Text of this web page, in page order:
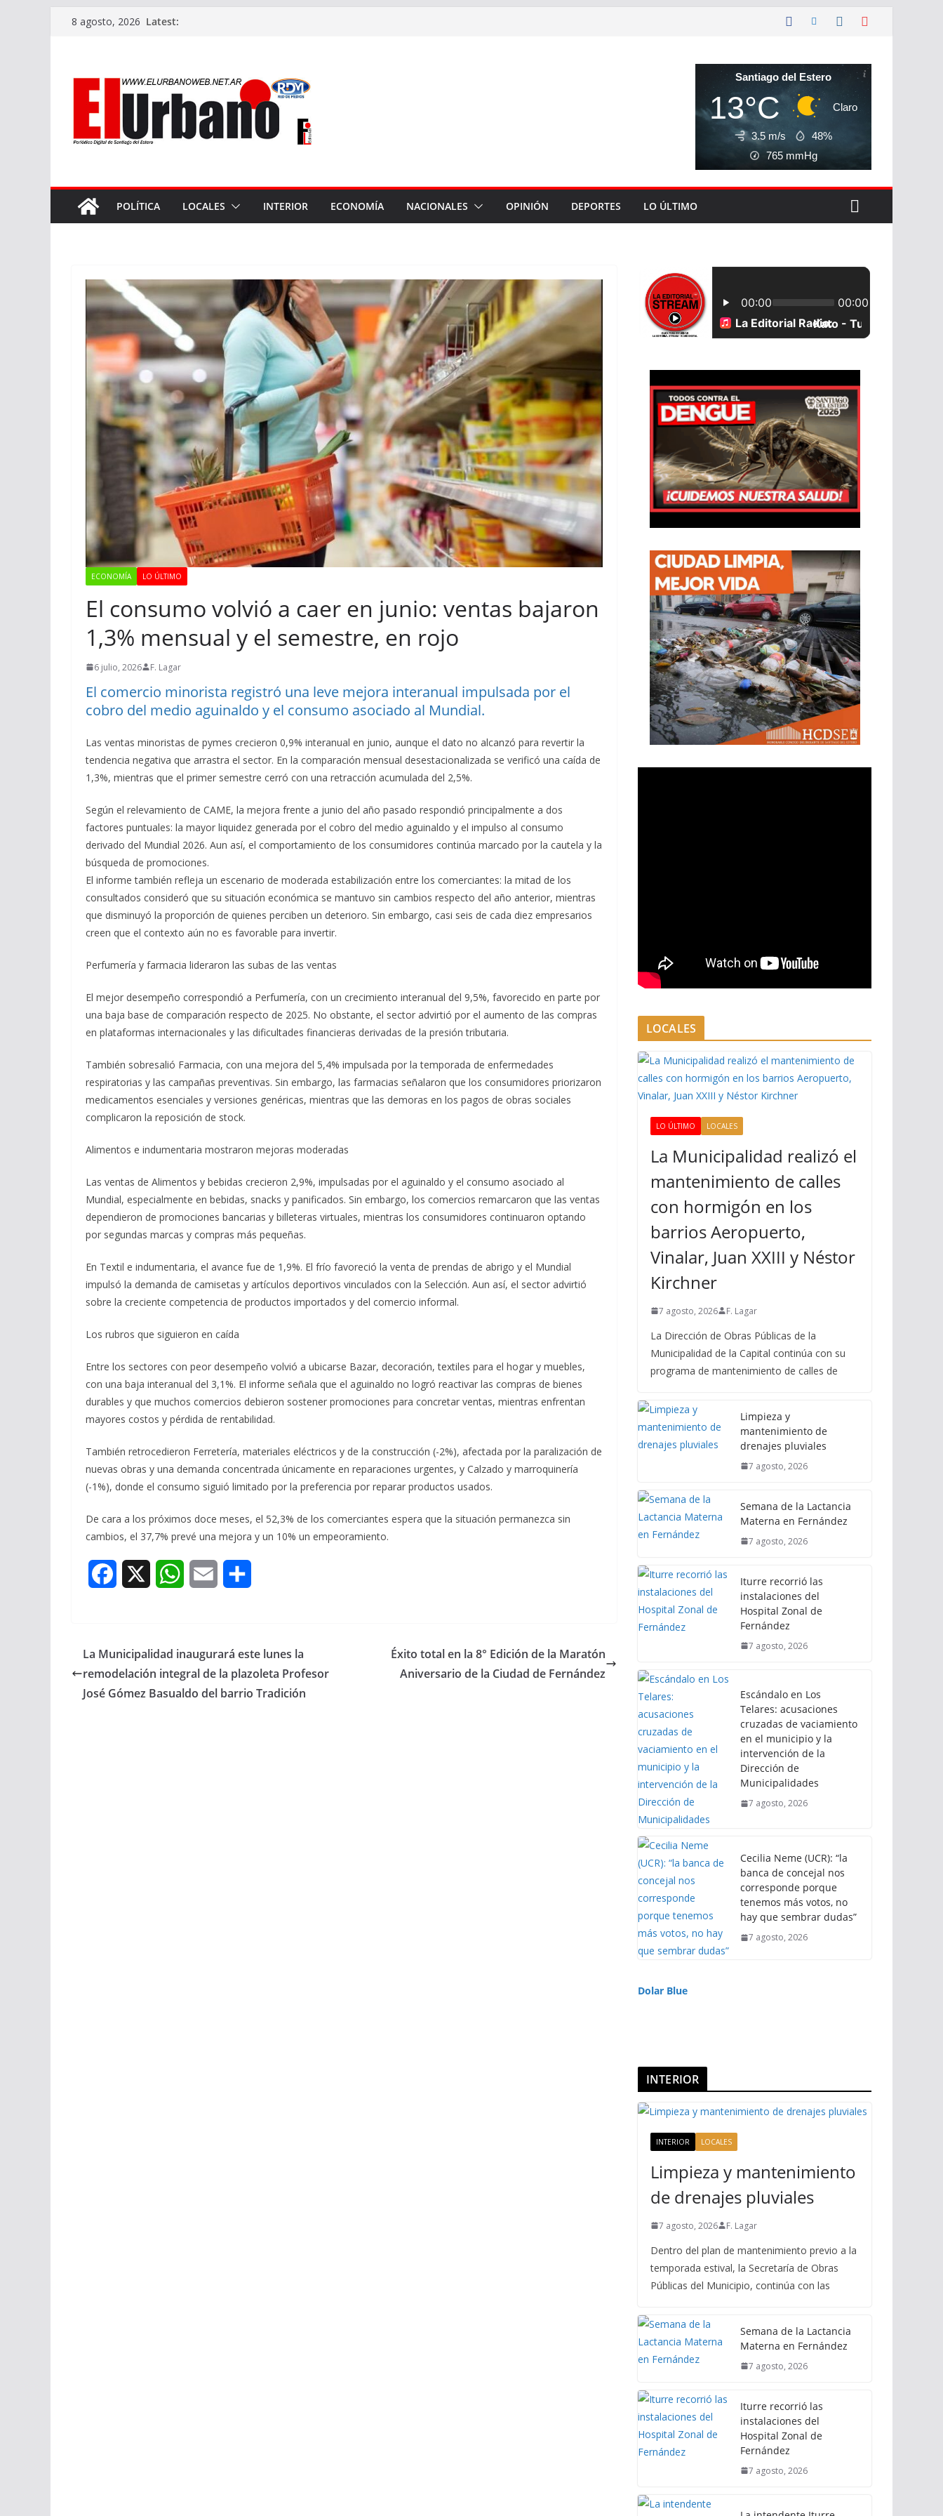
8 agosto, 2026 Latest:
Santiago del Estero
13°C Claro
3.5 m/s
48%
765 mmHg
POLÍTICA LOCALES INTERIOR ECONOMÍA NACIONALES OPINIÓN DEPORTES LO ÚLTIMO
ECONOMÍA LO ÚLTIMO
El consumo volvió a caer en junio: ventas bajaron
1,3% mensual y el semestre, en rojo
6 julio, 2026 F. Lagar
El comercio minorista registró una leve mejora interanual impulsada por el
cobro del medio aguinaldo y el consumo asociado al Mundial.
Las ventas minoristas de pymes crecieron 0,9% interanual en junio, aunque el dato no alcanzó para revertir la
tendencia negativa que arrastra el sector. En la comparación mensual desestacionalizada se verificó una caída de
1,3%, mientras que el primer semestre cerró con una retracción acumulada del 2,5%.
Según el relevamiento de CAME, la mejora frente a junio del año pasado respondió principalmente a dos
factores puntuales: la mayor liquidez generada por el cobro del medio aguinaldo y el impulso al consumo
derivado del Mundial 2026. Aun así, el comportamiento de los consumidores continúa marcado por la cautela y la
búsqueda de promociones.
El informe también refleja un escenario de moderada estabilización entre los comerciantes: la mitad de los
consultados consideró que su situación económica se mantuvo sin cambios respecto del año anterior, mientras
que disminuyó la proporción de quienes perciben un deterioro. Sin embargo, casi seis de cada diez empresarios
creen que el contexto aún no es favorable para invertir.
Perfumería y farmacia lideraron las subas de las ventas
El mejor desempeño correspondió a Perfumería, con un crecimiento interanual del 9,5%, favorecido en parte por
una baja base de comparación respecto de 2025. No obstante, el sector advirtió por el aumento de las compras
en plataformas internacionales y las dificultades financieras derivadas de la presión tributaria.
También sobresalió Farmacia, con una mejora del 5,4% impulsada por la temporada de enfermedades
respiratorias y las campañas preventivas. Sin embargo, las farmacias señalaron que los consumidores priorizaron
medicamentos esenciales y versiones genéricas, mientras que las demoras en los pagos de obras sociales
complicaron la reposición de stock.
Alimentos e indumentaria mostraron mejoras moderadas
Las ventas de Alimentos y bebidas crecieron 2,9%, impulsadas por el aguinaldo y el consumo asociado al
Mundial, especialmente en bebidas, snacks y panificados. Sin embargo, los comercios remarcaron que las ventas
dependieron de promociones bancarias y billeteras virtuales, mientras los consumidores continuaron optando
por segundas marcas y compras más pequeñas.
En Textil e indumentaria, el avance fue de 1,9%. El frío favoreció la venta de prendas de abrigo y el Mundial
impulsó la demanda de camisetas y artículos deportivos vinculados con la Selección. Aun así, el sector advirtió
sobre la creciente competencia de productos importados y del comercio informal.
Los rubros que siguieron en caída
Entre los sectores con peor desempeño volvió a ubicarse Bazar, decoración, textiles para el hogar y muebles,
con una baja interanual del 3,1%. El informe señala que el aguinaldo no logró reactivar las compras de bienes
durables y que muchos comercios debieron sostener promociones para concretar ventas, mientras enfrentan
mayores costos y pérdida de rentabilidad.
También retrocedieron Ferretería, materiales eléctricos y de la construcción (-2%), afectada por la paralización de
nuevas obras y una demanda concentrada únicamente en reparaciones urgentes, y Calzado y marroquinería
(-1%), donde el consumo siguió limitado por la preferencia por reparar productos usados.
De cara a los próximos doce meses, el 52,3% de los comerciantes espera que la situación permanezca sin
cambios, el 37,7% prevé una mejora y un 10% un empeoramiento.
e
b
W
t
s
i
r
e
La Municipalidad inaugurará este lunes la
remodelación integral de la plazoleta Profesor
José Gómez Basualdo del barrio Tradición
Éxito total en la 8° Edición de la Maratón
Aniversario de la Ciudad de Fernández
LOCALES
LO ÚLTIMO LOCALES
La Municipalidad realizó el
mantenimiento de calles
con hormigón en los
barrios Aeropuerto,
Vinalar, Juan XXIII y Néstor
Kirchner
7 agosto, 2026 F. Lagar
La Dirección de Obras Públicas de la
Municipalidad de la Capital continúa con su
programa de mantenimiento de calles de
Limpieza y
mantenimiento de
drenajes pluviales
7 agosto, 2026
Semana de la Lactancia
Materna en Fernández
7 agosto, 2026
Iturre recorrió las
instalaciones del
Hospital Zonal de
Fernández
7 agosto, 2026
Escándalo en Los
Telares: acusaciones
cruzadas de vaciamiento
en el municipio y la
intervención de la
Dirección de
Municipalidades
7 agosto, 2026
Cecilia Neme (UCR): “la
banca de concejal nos
corresponde porque
tenemos más votos, no
hay que sembrar dudas”
7 agosto, 2026
Dolar Blue
INTERIOR
INTERIOR LOCALES
Limpieza y mantenimiento
de drenajes pluviales
7 agosto, 2026 F. Lagar
Dentro del plan de mantenimiento previo a la
temporada estival, la Secretaría de Obras
Públicas del Municipio, continúa con las
Semana de la Lactancia
Materna en Fernández
7 agosto, 2026
Iturre recorrió las
instalaciones del
Hospital Zonal de
Fernández
7 agosto, 2026